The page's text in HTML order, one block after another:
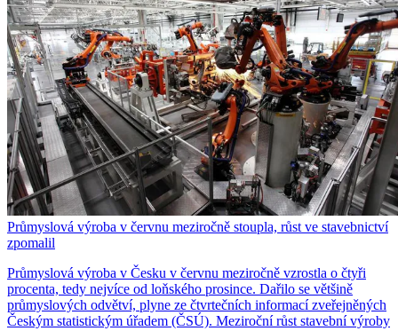
Průmyslová výroba v červnu meziročně stoupla, růst ve stavebnictví
zpomalil
Průmyslová výroba v Česku v červnu meziročně vzrostla o čtyři
procenta, tedy nejvíce od loňského prosince. Dařilo se většině
průmyslových odvětví, plyne ze čtvrtečních informací zveřejněných
Českým statistickým úřadem (ČSÚ). Meziroční růst stavební výroby